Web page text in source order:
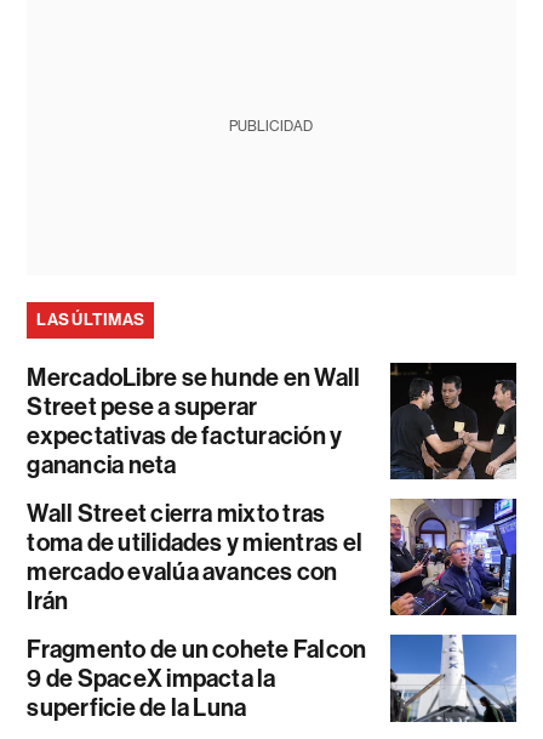
PUBLICIDAD
LAS ÚLTIMAS
MercadoLibre se hunde en Wall
Street pese a superar
expectativas de facturación y
ganancia neta
Wall Street cierra mixto tras
toma de utilidades y mientras el
mercado evalúa avances con
Irán
Fragmento de un cohete Falcon
9 de SpaceX impacta la
superficie de la Luna